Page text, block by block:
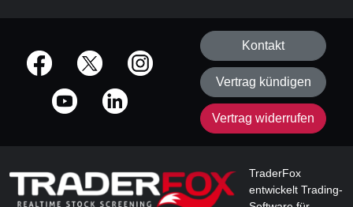
offizielle Social Media-Accounts
Kontakt
Vertrag kündigen
Vertrag widerrufen
TraderFox
entwickelt Trading-